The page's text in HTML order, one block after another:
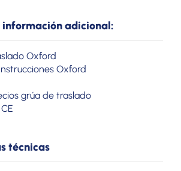
información adicional:
Oxford
Oxford
grúa de traslado
técnicas